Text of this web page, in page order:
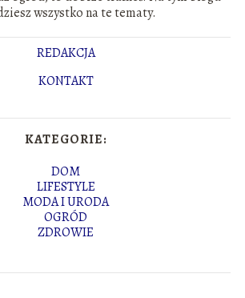
wszystko na te tematy.
REDAKCJA
KONTAKT
KATEGORIE:
DOM
LIFESTYLE
MODA I URODA
OGRÓD
ZDROWIE